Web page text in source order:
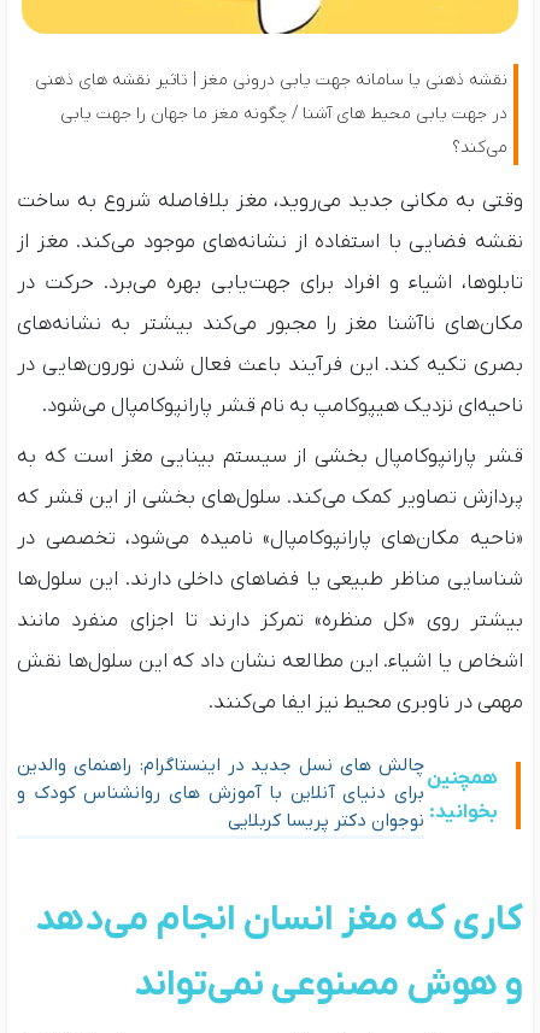
نقشه ذهنی یا سامانه جهت یابی درونی مغز | تاثیر نقشه‌ های ذهنی
در جهت یابی محیط‌ های آشنا / چگونه مغز ما جهان را جهت یابی
می‌کند؟
وقتی به مکانی جدید می‌روید، مغز بلافاصله شروع به ساخت
نقشه فضایی با استفاده از نشانه‌های موجود می‌کند. مغز از
تابلوها، اشیاء و افراد برای جهت‌یابی بهره می‌برد. حرکت در
مکان‌های ناآشنا مغز را مجبور می‌کند بیشتر به نشانه‌های
بصری تکیه کند. این فرآیند باعث فعال شدن نورون‌هایی در
ناحیه‌ای نزدیک هیپوکامپ به نام قشر پارانپوکامپال می‌شود.
قشر پارانپوکامپال بخشی از سیستم بینایی مغز است که به
پردازش تصاویر کمک می‌کند. سلول‌های بخشی از این قشر که
«ناحیه مکان‌های پارانپوکامپال» نامیده می‌شود، تخصصی در
شناسایی مناظر طبیعی یا فضاهای داخلی دارند. این سلول‌ها
بیشتر روی «کل منظره» تمرکز دارند تا اجزای منفرد مانند
اشخاص یا اشیاء. این مطالعه نشان داد که این سلول‌ها نقش
مهمی در ناوبری محیط نیز ایفا می‌کنند.
همچنین
بخوانید:
چالش‌ های نسل جدید در اینستاگرام: راهنمای والدین
برای دنیای آنلاین با آموزش های روانشناس کودک و
نوجوان دکتر پریسا کربلایی
کاری که مغز انسان انجام می‌دهد
و هوش مصنوعی نمی‌تواند